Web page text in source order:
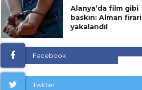
Alanya’da film gibi
baskın: Alman firari
yakalandı!
Facebook
Twitter